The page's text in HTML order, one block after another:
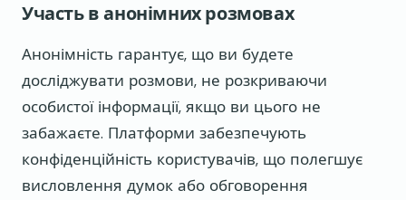
Участь в анонімних розмовах
Анонімність гарантує, що ви будете
досліджувати розмови, не розкриваючи
особистої інформації, якщо ви цього не
забажаєте. Платформи забезпечують
конфіденційність користувачів, що полегшує
висловлення думок або обговорення